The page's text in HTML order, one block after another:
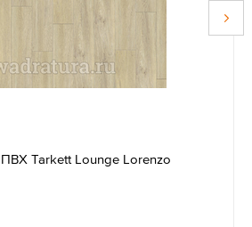
Tarkett Lounge Lorenzo